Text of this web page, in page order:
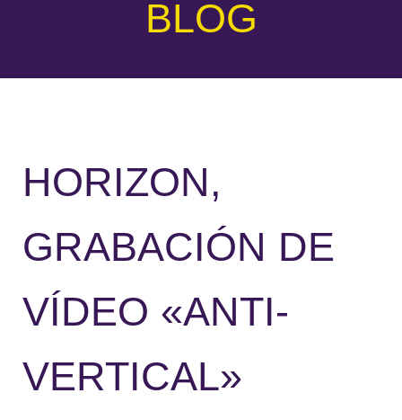
BLOG
HORIZON,
GRABACIÓN DE
VÍDEO «ANTI-
VERTICAL»